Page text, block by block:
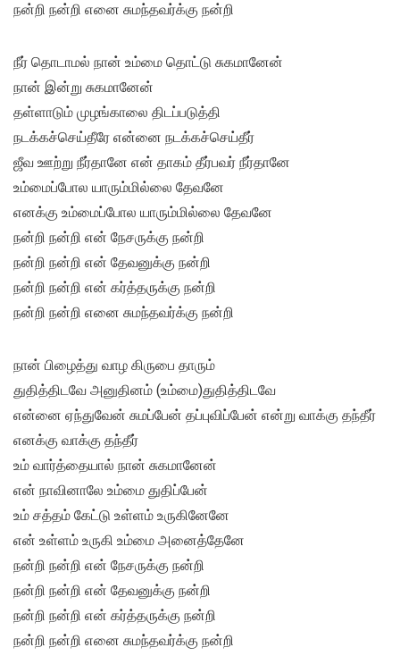
நன்றி நன்றி எனை சுமந்தவர்க்கு நன்றி
நீர் தொடாமல் நான் உம்மை தொட்டு சுகமானேன்
நான் இன்று சுகமானேன்
தள்ளாடும் முழங்காலை திடப்படுத்தி
நடக்கச்செய்தீரே என்னை நடக்கச்செய்தீர்
ஜீவ ஊற்று நீர்தானே என் தாகம் தீர்பவர் நீர்தானே
உம்மைப்போல யாரும்மில்லை தேவனே
எனக்கு உம்மைப்போல யாரும்மில்லை தேவனே
நன்றி நன்றி என் நேசருக்கு நன்றி
நன்றி நன்றி என் தேவனுக்கு நன்றி
நன்றி நன்றி என் கர்த்தருக்கு நன்றி
நன்றி நன்றி எனை சுமந்தவர்க்கு நன்றி
நான் பிழைத்து வாழ கிருபை தாரும்
துதித்திடவே அனுதினம் (உம்மை)துதித்திடவே
என்னை ஏந்துவேன் சுமப்பேன் தப்புவிப்பேன் என்று வாக்கு தந்தீர்
எனக்கு வாக்கு தந்தீர்
உம் வார்த்தையால் நான் சுகமானேன்
என் நாவினாலே உம்மை துதிப்பேன்
உம் சத்தம் கேட்டு உள்ளம் உருகினேனே
என் உள்ளம் உருகி உம்மை அனைத்தேனே
நன்றி நன்றி என் நேசருக்கு நன்றி
நன்றி நன்றி என் தேவனுக்கு நன்றி
நன்றி நன்றி என் கர்த்தருக்கு நன்றி
நன்றி நன்றி எனை சுமந்தவர்க்கு நன்றி